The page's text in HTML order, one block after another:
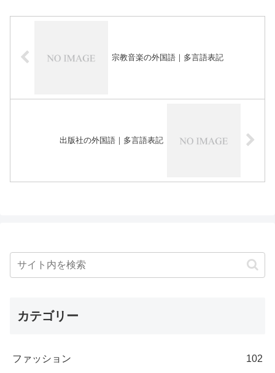
宗教音楽の外国語｜多言語表記
出版社の外国語｜多言語表記
カテゴリー
ファッション 102